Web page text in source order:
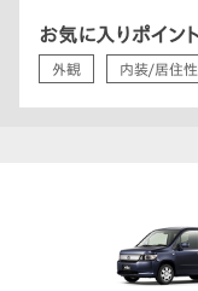
お気に入りポイント
外観 内装/居住性